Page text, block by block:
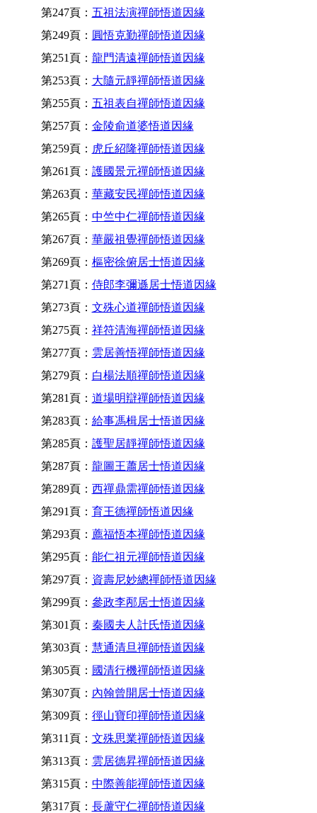
第247頁： 五祖法演禪師悟道因緣
第249頁： 圓悟克勤禪師悟道因緣
第251頁： 龍門清遠禪師悟道因緣
第253頁： 大隨元靜禪師悟道因緣
第255頁： 五祖表自禪師悟道因緣
第257頁： 金陵俞道婆悟道因緣
第259頁： 虎丘紹隆禪師悟道因緣
第261頁： 護國景元禪師悟道因緣
第263頁： 華藏安民禪師悟道因緣
第265頁： 中竺中仁禪師悟道因緣
第267頁： 華嚴祖覺禪師悟道因緣
第269頁： 樞密徐俯居士悟道因緣
第271頁： 侍郎李彌遜居士悟道因緣
第273頁： 文殊心道禪師悟道因緣
第275頁： 祥符清海禪師悟道因緣
第277頁： 雲居善悟禪師悟道因緣
第279頁： 白楊法順禪師悟道因緣
第281頁： 道場明辯禪師悟道因緣
第283頁： 給事馮楫居士悟道因緣
第285頁： 護聖居靜禪師悟道因緣
第287頁： 龍圖王蕭居士悟道因緣
第289頁： 西禪鼎需禪師悟道因緣
第291頁： 育王德禪師悟道因緣
第293頁： 薦福悟本禪師悟道因緣
第295頁： 能仁祖元禪師悟道因緣
第297頁： 資壽尼妙總禪師悟道因緣
第299頁： 參政李邴居士悟道因緣
第301頁： 秦國夫人計氏悟道因緣
第303頁： 慧通清旦禪師悟道因緣
第305頁： 國清行機禪師悟道因緣
第307頁： 內翰曾開居士悟道因緣
第309頁： 徑山寶印禪師悟道因緣
第311頁： 文殊思業禪師悟道因緣
第313頁： 雲居德昇禪師悟道因緣
第315頁： 中際善能禪師悟道因緣
第317頁： 長蘆守仁禪師悟道因緣